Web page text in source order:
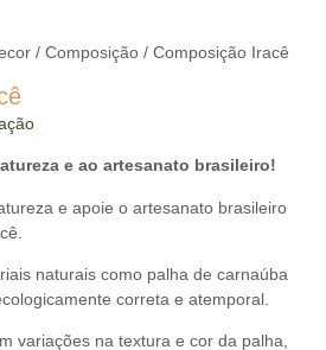
/ Composição / Composição Iracê
e ao artesanato brasileiro!
e apoie o artesanato brasileiro
naturais como palha de carnaúba
correta e atemporal.
variações na textura e cor da palha,